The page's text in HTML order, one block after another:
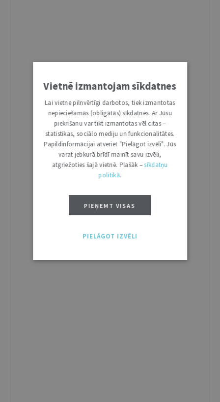
Vietnē izmantojam sīkdatnes
Lai vietne pilnvērtīgi darbotos, tiek izmantotas
nepieciešamās (obligātās) sīkdatnes. Ar Jūsu
piekrišanu var tikt izmantotas vēl citas –
statistikas, sociālo mediju un funkcionalitātes.
Papildinformācijai atveriet "Pielāgot izvēli". Jūs
varat jebkurā brīdī mainīt savu izvēli,
atgriežoties šajā vietnē. Plašāk –sīkdatņu
politikā.
PIEŅEMT VISAS
PIELĀGOT IZVĒLI